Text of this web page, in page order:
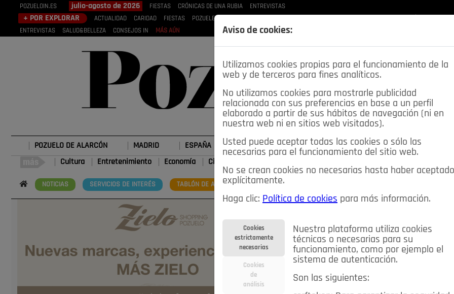
POZUELOIN.ES julio-agosto de 2026 FIESTAS CRÓNICAS DE UNA RUBIA ENTREVISTAS
+ POR EXPLORAR ACTUALIDAD CARIDAD FIESTAS POZUELEROS
ENTREVISTAS
SALUD&BELLEZA CONSEJOS IN MÁS AÚN
POZUELO DE ALARCÓN MADRID ESPAÑA DEPORTES OPINIÓN IN SALUD 🔴 EN DIRECTO
Cultura Entretenimiento Economía Ciencia&Tecnología
NOTICIAS SERVICIOS DE INTERÉS TABLÓN DE ANUNCIOS MIS ANUNCIOS
Aviso de cookies:
Utilizamos cookies propias para el funcionamiento de la
web y de terceros para fines analíticos.
No utilizamos cookies para mostrarle publicidad
relacionada con sus preferencias en base a un perfil
elaborado a partir de sus hábitos de navegación (ni en
nuestra web ni en sitios web visitados).
Usted puede aceptar todas las cookies o sólo las
necesarias para el funcionamiento del sitio web.
No se crean cookies no necesarias hasta haber aceptado
explícitamente.
Haga clic: Política de cookies para más información.
Cookies
estrictamente
necesarias
Cookies
de
análisis
Nuestra plataforma utiliza cookies
técnicas o necesarias para su
funcionamiento, como por ejemplo el
sistema de autenticación.
Son las siguientes: